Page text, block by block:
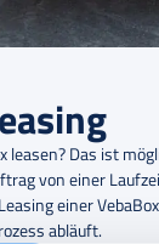
leasen? Das ist
von einer
einer
abläuft.